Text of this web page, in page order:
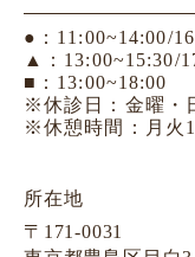
●：11:00~14:00/
▲：13:00~15:30/
■：13:00~18:00
※休診日：金曜・
※休憩時間：月火
所在地
〒171-0031